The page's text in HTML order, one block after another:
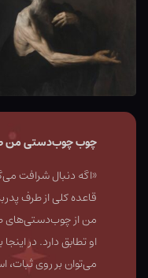
چوب چوب‌دستی من
«اگه دنبال شرافت
قاعده کلی از طرف
من از چوب‌دستی‌های
او تطابق دارد. در
می‌توان بر روی